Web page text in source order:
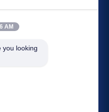
AM
you looking